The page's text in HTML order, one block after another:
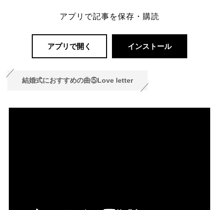
アプリで記事を保存・購読
アプリで開く インストール
結婚式におすすめの曲⑤Love letter